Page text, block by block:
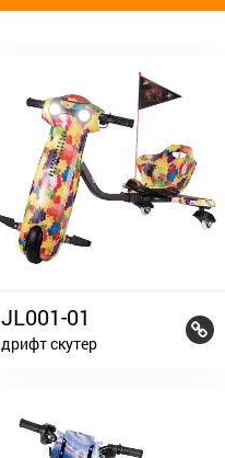
JL001-01
дрифт скутер